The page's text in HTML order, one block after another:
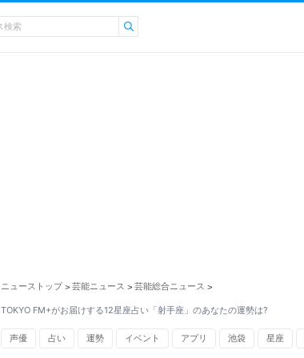
ニューストップ > 芸能ニュース > 芸能総合ニュース >
TOKYO FM+がお届けする12星座占い「射手座」のあなたの運勢は?
声優 占い 運勢 イベント アプリ 池袋 星座